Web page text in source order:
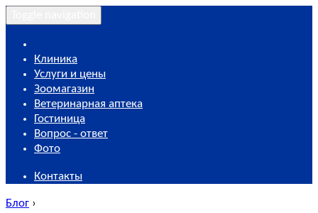
Клиника
Услуги и цены
Зоомагазин
Ветеринарная аптека
Гостиница
Вопрос - ответ
Фото
Контакты
Блог ›